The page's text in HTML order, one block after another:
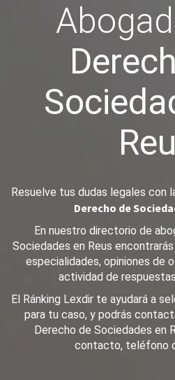
Resuelve tus dudas legales con
Derecho de
En nuestro directorio de
Sociedades en Reus
especialidades, opiniones de
actividad de
El Ránking Lexdir te ayudará a
para tu caso, y podrás
Derecho de Sociedades en
contacto, teléfono